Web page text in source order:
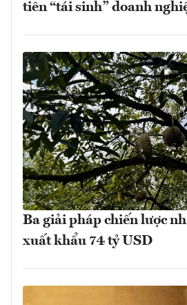
tiên “tái sinh” doanh
Ba giải pháp chiến lược
xuất khẩu 74 tỷ USD